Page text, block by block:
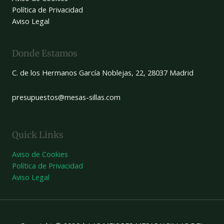
Política de Privacidad
Aviso Legal
Donde Estamos
C. de los Hermanos García Noblejas, 22, 28037 Madrid
presupuestos@mesas-sillas.com
Quick Links
Aviso de Cookies
Política de Privacidad
Aviso Legal